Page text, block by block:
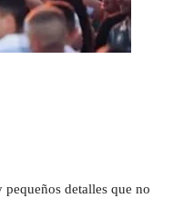
detalles que no